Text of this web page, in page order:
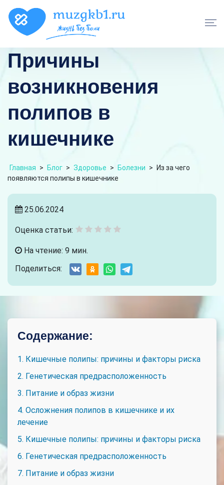
Причины
возникновения
полипов в
кишечнике
Главная > Блог > Здоровье > Болезни >
Из за чего
появляются полипы в кишечнике
25.06.2024
Оценка статьи:
На чтение: 9 мин.
Поделиться:
Содержание:
1. Кишечные полипы: причины и факторы риска
2. Генетическая предрасположенность
3. Питание и образ жизни
4. Осложнения полипов в кишечнике и их
лечение
5. Кишечные полипы: причины и факторы риска
6. Генетическая предрасположенность
7. Питание и образ жизни